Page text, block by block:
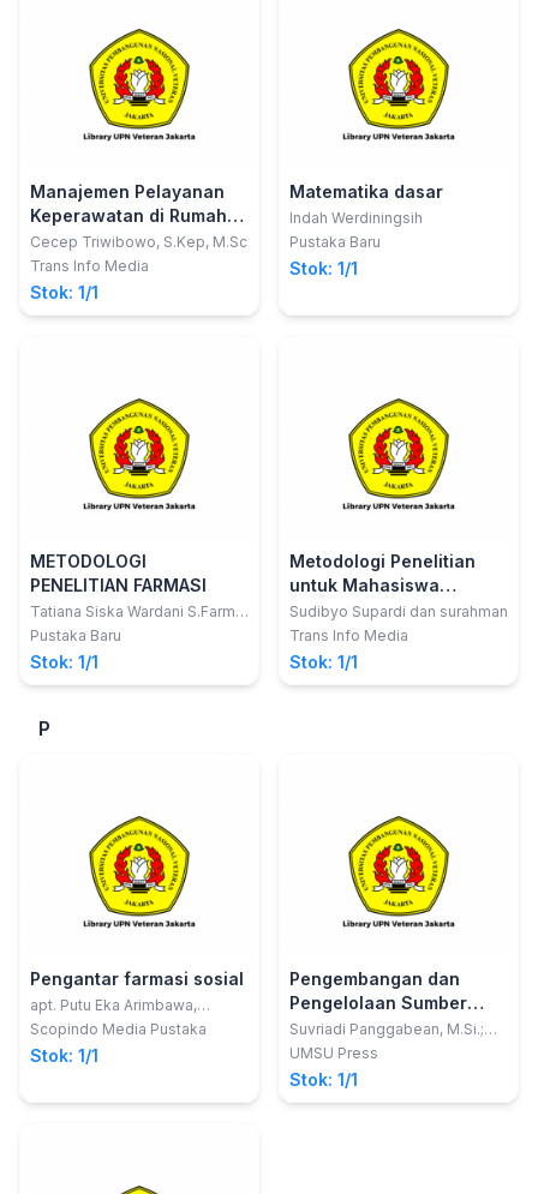
Manajemen Pelayanan
Keperawatan di Rumah
Sakit
Cecep Triwibowo, S.Kep, M.Sc
Trans Info Media
Stok: 1/1
Matematika dasar
Indah Werdiningsih
Pustaka Baru
Stok: 1/1
METODOLOGI
PENELITIAN FARMASI
Tatiana Siska Wardani S.Farm
M.Farm
Pustaka Baru
Stok: 1/1
Metodologi Penelitian
untuk Mahasiswa
Farmasi
Sudibyo Supardi dan surahman
Trans Info Media
Stok: 1/1
P
Pengantar farmasi sosial
apt. Putu Eka Arimbawa,
S.Farm., M.Kes
Scopindo Media Pustaka
Stok: 1/1
Pengembangan dan
Pengelolaan Sumber
Belajar Pendidikan Dasar
di Era Kenormalan Baru
Suvriadi Panggabean, M.Si.;
dkk
UMSU Press
Stok: 1/1